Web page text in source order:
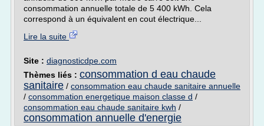
consommation annuelle totale de 5 400 kWh. Cela
correspond à un équivalent en cout électrique...
Lire la suite
Site : diagnosticdpe.com
Thèmes liés : consommation d eau chaude
sanitaire / consommation eau chaude sanitaire annuelle
/ consommation energetique maison classe d /
consommation eau chaude sanitaire kwh /
consommation annuelle d'energie